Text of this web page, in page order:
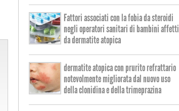
Fattori associati con la fobia da steroidi
negli operatori sanitari di bambini affetti
da dermatite atopica
dermatite atopica con prurito refrattario
notevolmente migliorata dal nuovo uso
della clonidina e della trimeprazina